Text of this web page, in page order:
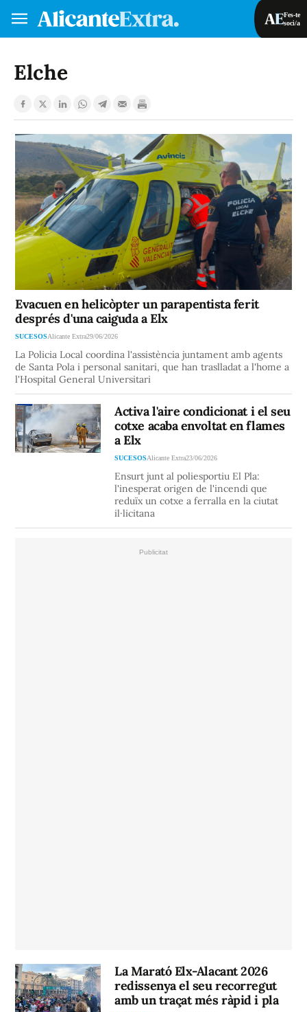
Fes-te
soci/a
VA
Elche
Evacuen en helicòpter un parapentista ferit
després d'una caiguda a Elx
SUCESOSAlicante Extra29/06/2026
La Policia Local coordina l'assistència juntament amb agents
de Santa Pola i personal sanitari, que han traslladat a l'home a
l'Hospital General Universitari
Activa l'aire condicionat i el seu
cotxe acaba envoltat en flames
a Elx
SUCESOSAlicante Extra23/06/2026
Ensurt junt al poliesportiu El Pla:
l'inesperat origen de l'incendi que
reduïx un cotxe a ferralla en la ciutat
il·licitana
La Marató Elx-Alacant 2026
redissenya el seu recorregut
amb un traçat més ràpid i pla